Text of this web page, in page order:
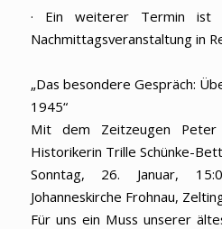
· Ein weiterer Termin ist
Nachmittagsveranstaltung in
„Das besondere Gespräch:
1945“
Mit dem Zeitzeugen
Historikerin Trille Schünke-
Sonntag, 26. Januar,
Johanneskirche Frohnau,
Für uns ein Muss unserer